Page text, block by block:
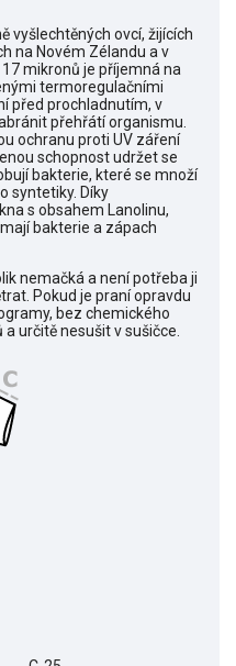
vyšlechtěných ovcí, žijících
na Novém Zélandu a v
mikronů je příjemná na
termoregulačními
před prochladnutím, v
přehřátí organismu.
ochranu proti UV záření
schopnost udržet se
bakterie, které se množí
syntetiky. Díky
s obsahem Lanolinu,
bakterie a zápach
nemačká a není potřeba ji
Pokud je praní opravdu
bez chemického
určitě nesušit v sušičce.